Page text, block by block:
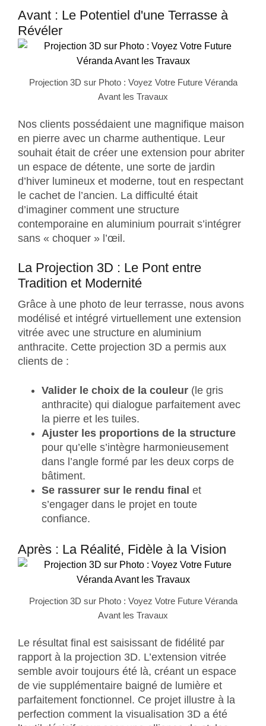
Avant : Le Potentiel d'une Terrasse à
Révéler
Projection 3D sur Photo : Voyez Votre Future Véranda
Avant les Travaux
Nos clients possédaient une magnifique maison
en pierre avec un charme authentique. Leur
souhait était de créer une extension pour abriter
un espace de détente, une sorte de jardin
d’hiver lumineux et moderne, tout en respectant
le cachet de l’ancien. La difficulté était
d’imaginer comment une structure
contemporaine en aluminium pourrait s’intégrer
sans « choquer » l’œil.
La Projection 3D : Le Pont entre
Tradition et Modernité
Grâce à une photo de leur terrasse, nous avons
modélisé et intégré virtuellement une extension
vitrée avec une structure en aluminium
anthracite. Cette projection 3D a permis aux
clients de :
Valider le choix de la couleur (le gris
anthracite) qui dialogue parfaitement avec
la pierre et les tuiles.
Ajuster les proportions de la structure
pour qu’elle s’intègre harmonieusement
dans l’angle formé par les deux corps de
bâtiment.
Se rassurer sur le rendu final et
s’engager dans le projet en toute
confiance.
Après : La Réalité, Fidèle à la Vision
Projection 3D sur Photo : Voyez Votre Future Véranda
Avant les Travaux
Le résultat final est saisissant de fidélité par
rapport à la projection 3D. L’extension vitrée
semble avoir toujours été là, créant un espace
de vie supplémentaire baigné de lumière et
parfaitement fonctionnel. Ce projet illustre à la
perfection comment la visualisation 3D a été